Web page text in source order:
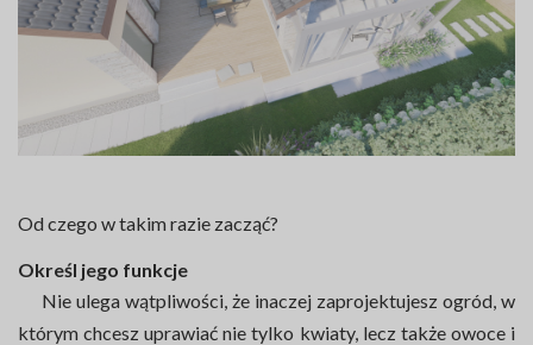
Od czego w takim razie zacząć?
Określ jego funkcje
Nie ulega wątpliwości, że inaczej zaprojektujesz ogród, w
którym chcesz uprawiać nie tylko kwiaty, lecz także owoce i